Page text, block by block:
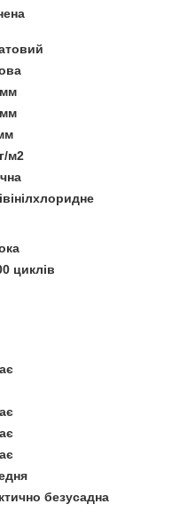
м2
циклів
безусадна